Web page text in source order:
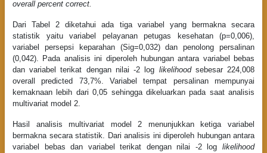
overall percent correct.
Dari Tabel 2 diketahui ada tiga variabel yang bermakna secara
statistik yaitu variabel pelayanan petugas kesehatan (p=0,006),
variabel persepsi keparahan (Sig=0,032) dan penolong persalinan
(0,042). Pada analisis ini diperoleh hubungan antara variabel bebas
dan variabel terikat dengan nilai -2 log likelihoodsebesar 224,008
overall predicted 73,7%. Variabel tempat persalinan mempunyai
kemaknaan lebih dari 0,05 sehingga dikeluarkan pada saat analisis
multivariat model 2.
Hasil analisis multivariat model 2 menunjukkan ketiga variabel
bermakna secara statistik. Dari analisis ini diperoleh hubungan antara
variabel bebas dan variabel terikat dengan nilai -2 log likelihood